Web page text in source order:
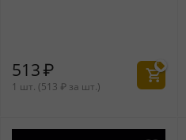
513₽
1 шт. (513 ₽ за шт.)